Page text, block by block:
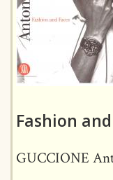
Fashion
GUCCIONE